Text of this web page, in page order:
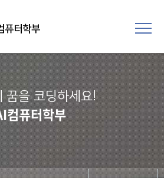
퓨터학부
꿈을 코딩하세요!
컴퓨터학부